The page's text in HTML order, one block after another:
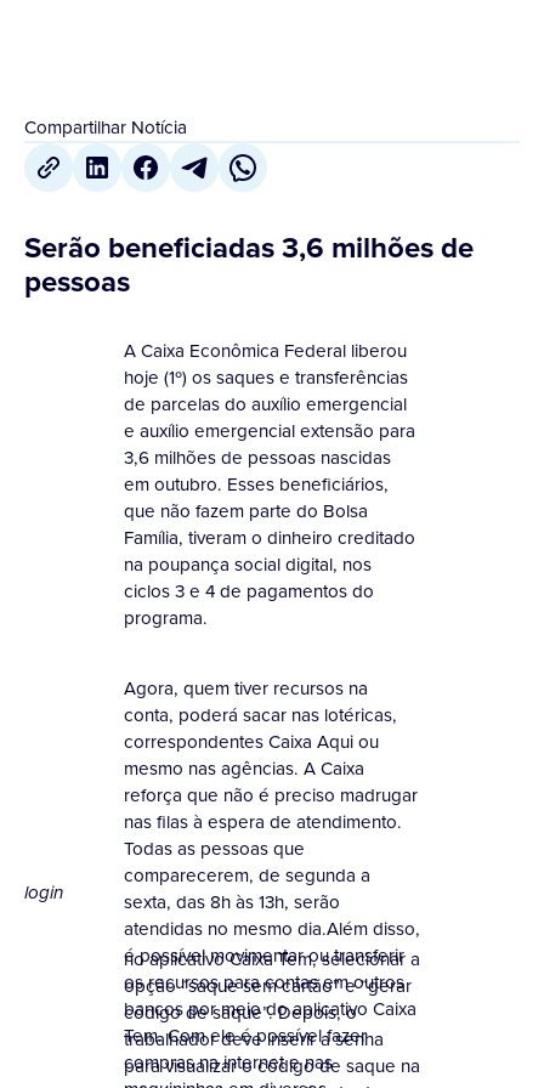
Compartilhar Notícia
Serão beneficiadas 3,6 milhões de
pessoas
A Caixa Econômica Federal liberou
hoje (1º) os saques e transferências
de parcelas do auxílio emergencial
e auxílio emergencial extensão para
3,6 milhões de pessoas nascidas
em outubro. Esses beneficiários,
que não fazem parte do Bolsa
Família, tiveram o dinheiro creditado
na poupança social digital, nos
ciclos 3 e 4 de pagamentos do
programa.
Agora, quem tiver recursos na
conta, poderá sacar nas lotéricas,
correspondentes Caixa Aqui ou
mesmo nas agências. A Caixa
reforça que não é preciso madrugar
nas filas à espera de atendimento.
Todas as pessoas que
comparecerem, de segunda a
sexta, das 8h às 13h, serão
atendidas no mesmo dia.Além disso,
é possível movimentar ou transferir
os recursos para contas em outros
bancos por meio do aplicativo Caixa
Tem. Com ele é possível fazer
compras na internet e nas
login
no aplicativo Caixa Tem, selecionar a
opção “saque sem cartão” e “gerar
código de saque”. Depois, o
trabalhador deve inserir a senha
para visualizar o código de saque na